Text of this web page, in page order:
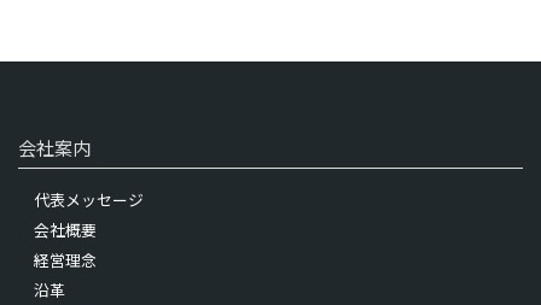
会社案内
代表メッセージ
会社概要
経営理念
沿革